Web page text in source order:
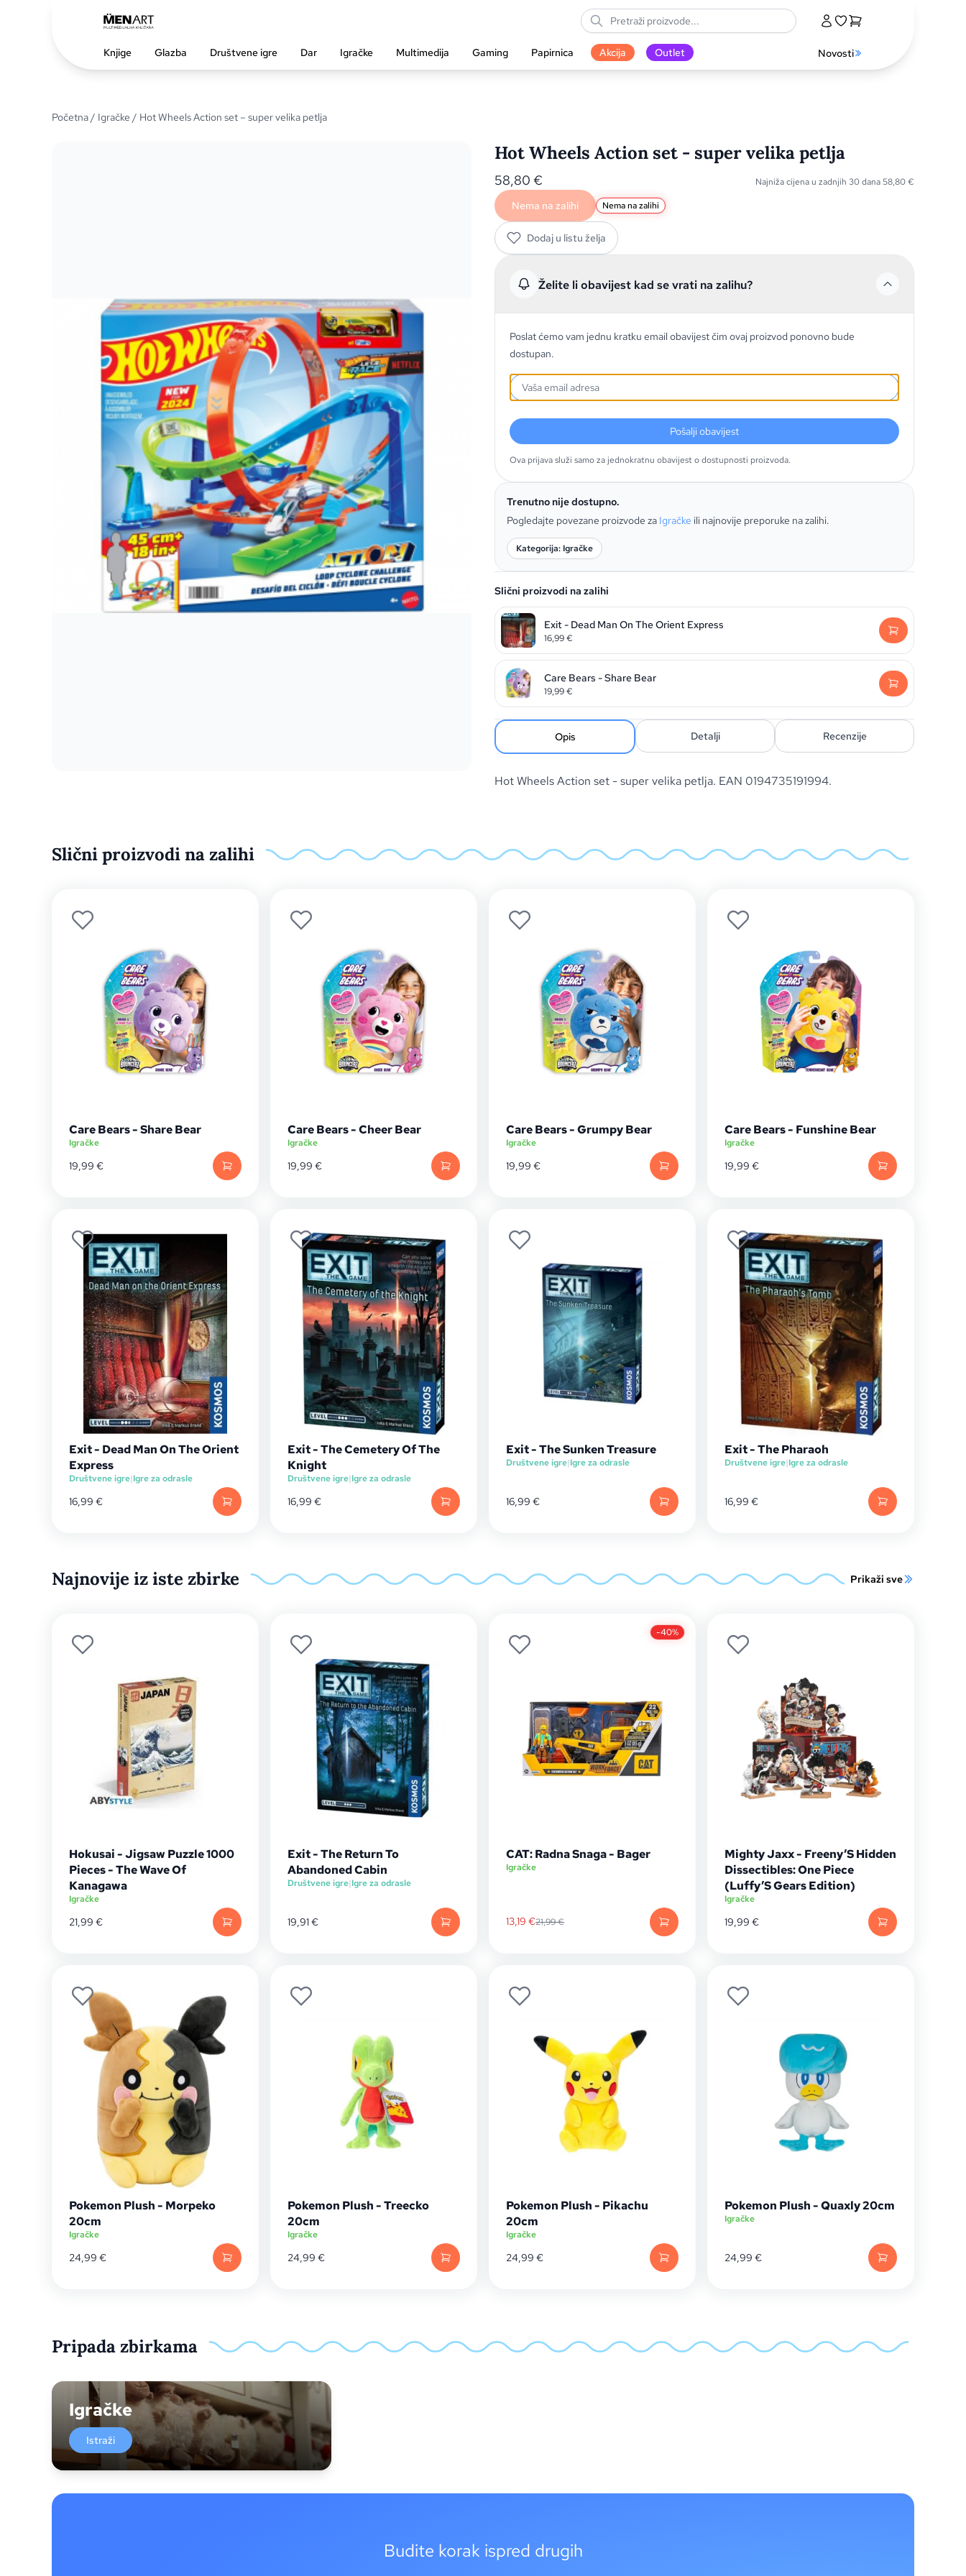
Knjige Glazba Društvene igre Dar Igračke Multimedija Gaming Papirnica Akcija Outlet Novosti
Početna/ Igračke / Hot Wheels Action set – super velika petlja
Hot Wheels Action set - super velika petlja
58,80 € Najniža cijena u zadnjih 30 dana 58,80€
Nema na zalihi Nema na zalihi
Dodaj u listu želja
Želite li obavijest kad se vrati na zalihu?
Poslat ćemo vam jednu kratku email obavijest čim ovaj proizvod ponovno bude
dostupan.
Pošalji obavijest
Ova prijava služi samo za jednokratnu obavijest o dostupnosti proizvoda.
Trenutno nije dostupno.
Pogledajte povezane proizvode za Igračke ili najnovije preporuke na zalihi.
Kategorija: Igračke
Slični proizvodi na zalihi
Exit - Dead Man On The Orient Express
16,99€
Care Bears - Share Bear
19,99€
Opis Detalji Recenzije
Hot Wheels Action set - super velika petlja. EAN 0194735191994.
Slični proizvodi na zalihi
Care Bears - Share Bear
Igračke
19,99 €
Care Bears - Cheer Bear
Igračke
19,99 €
Care Bears - Grumpy Bear
Igračke
19,99 €
Care Bears - Funshine Bear
Igračke
19,99 €
Exit - Dead Man On The Orient
Express
Društvene igre|Igre za odrasle
16,99 €
Exit - The Cemetery Of The
Knight
Društvene igre|Igre za odrasle
16,99 €
Exit - The Sunken Treasure
Društvene igre|Igre za odrasle
16,99 €
Exit - The Pharaoh
Društvene igre|Igre za odrasle
16,99 €
Najnovije iz iste zbirke Prikaži sve
Hokusai - Jigsaw Puzzle 1000
Pieces - The Wave Of
Kanagawa
Igračke
21,99 €
Exit - The Return To
Abandoned Cabin
Društvene igre|Igre za odrasle
19,91€
-40%
CAT: Radna Snaga - Bager
Igračke
13,19 €21,99€
Mighty Jaxx - Freeny’S Hidden
Dissectibles: One Piece
(Luffy’S Gears Edition)
Igračke
19,99 €
Pokemon Plush - Morpeko
20cm
Igračke
24,99 €
Pokemon Plush - Treecko
20cm
Igračke
24,99 €
Pokemon Plush - Pikachu
20cm
Igračke
24,99 €
Pokemon Plush - Quaxly 20cm
Igračke
24,99 €
Pripada zbirkama
Igračke
Istraži
Budite korak ispred drugih